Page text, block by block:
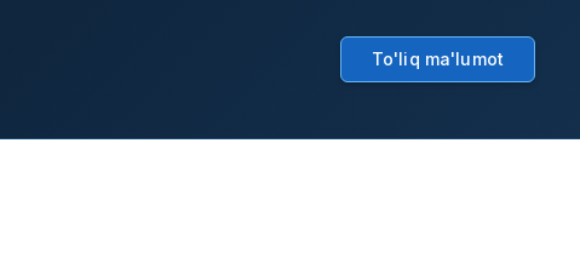
To'liq ma'lumot